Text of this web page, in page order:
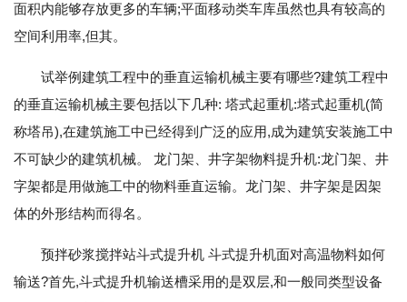
面积内能够存放更多的车辆;平面移动类车库虽然也具有较高的
空间利用率,但其。
试举例建筑工程中的垂直运输机械主要有哪些?建筑工程中
的垂直运输机械主要包括以下几种: 塔式起重机:塔式起重机(简
称塔吊),在建筑施工中已经得到广泛的应用,成为建筑安装施工中
不可缺少的建筑机械。 龙门架、井字架物料提升机:龙门架、井
字架都是用做施工中的物料垂直运输。龙门架、井字架是因架
体的外形结构而得名。
预拌砂浆搅拌站斗式提升机 斗式提升机面对高温物料如何
输送?首先,斗式提升机输送槽采用的是双层,和一般同类型设备